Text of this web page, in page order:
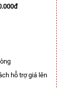
hỗ trợ giá lên